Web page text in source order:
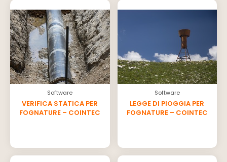
Software
VERIFICA STATICA PER
FOGNATURE – COINTEC
Software
LEGGE DI PIOGGIA PER
FOGNATURE – COINTEC